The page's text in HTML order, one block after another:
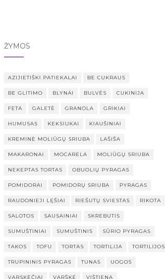
ŽYMOS
AZIJIETIŠKI PATIEKALAI BE CUKRAUS
BE GLITIMO BLYNAI BULVĖS CUKINIJA
FETA GALETĖ GRANOLA GRIKIAI
HUMUSAS KEKSIUKAI KIAUŠINIAI
KREMINĖ MOLIŪGŲ SRIUBA LAŠIŠA
MAKARONAI MOCARELA MOLIŪGŲ SRIUBA
NEKEPTAS TORTAS OBUOLIŲ PYRAGAS
POMIDORAI POMIDORŲ SRIUBA PYRAGAS
RAUDONIEJI LĘŠIAI RIEŠUTŲ SVIESTAS RIKOTA
SALOTOS SAUSAINIAI SKREBUTIS
SUMUŠTINIAI SUMUŠTINIS SŪRIO PYRAGAS
TAKOS TOFU TORTAS TORTILIJA TORTILIJOS
TRUPININIS PYRAGAS TUNAS UOGOS
VARSKĖČIAI VARŠKĖ VIŠTIENA